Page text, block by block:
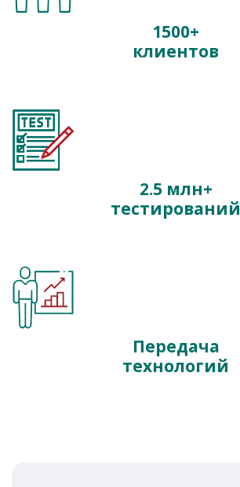
1500+
клиентов
2.5 млн+
тестирований
Передача
технологий